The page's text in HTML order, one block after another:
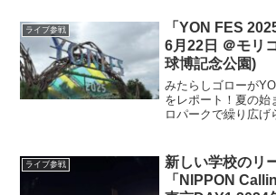
果の優しさと温か
ポート。
ライブ参戦
「YON FES
6月22日 ＠モリ
球博記念公園)
みたらしゴローが
をレポート！夏の始
ロパークで繰り広げ
敬意が詰まった臨場
お届けします
ライブ参戦
新しい学校のリ
「NIPPON